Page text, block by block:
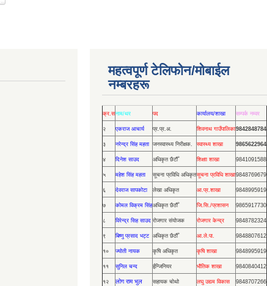
महत्वपूर्ण टेलिफोन/मोबाईल
नम्बरहरू
क्र.सनाम/थर पद कार्यालय/शाखा सम्पर्क नम्वर
२ एकराज आचार्य प्र.प्र.अ. शिवनाथ गाउँपालिका9842848784
३ नरेन्द्र सिंह महता जनस्वास्थ्य निरीक्षक. स्वास्थ्य शाखा 9865622964
४ दिनेश साउद अधिकृत छैटौँ शिक्षाा शाखा 9841091588
५ महेश सिंह महता सूचना प्रविधि अधिकृतसूचना प्रविधि शाखा9848769679
६ देवराज सापकोटा लेखा अधिकृत आ.प्र.शाखा 9848995919
७ कोमल विक्रम सिंहअधिकृत छैठौँ जि.सि./प्रशासन 9865917730
८ विरेन्द्र सिह साउद रोजगार संयोजक रोजगार केन्द्र 9848782324
९ बिष्णु प्रसाद भट्ट अधिकृत छैठौँ आ.ले.पा. 9848807612
१० ज्योती नायक कृषि अधिकृत कृषि शाखा 9848995919
११ सुनिल चन्द ईन्जिनियर भौतिक शाखा 9840840412
१२ लोग राम भुल सहायक चोथो लघु उद्यम विकास 9848707266